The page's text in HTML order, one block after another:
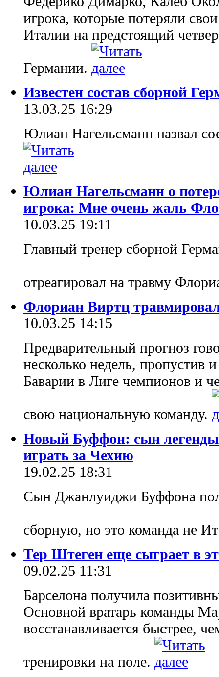
игрока, которые потеряли
Италии на предстоящий
Германии.
Известен состав сборной
13.03.25 16:29
Юлиан Нагельсманн назвал
Юлиан Нагельсманн о
игрока: Мне очень жаль Фло
10.03.25 19:11
Главный тренер сборной
отреагировал на травму
Флориан Виртц
10.03.25 14:15
Предварительный прогноз
несколько недель, пропустив
Баварии в Лиге чемпионов и
свою национальную команду.
Новый Буффон: сын легенды
играть за Чехию
19.02.25 18:31
Сын Джанлуиджи Буффона
сборную, но это команда не
Тер Штеген еще сыграет в
09.02.25 11:31
Барселона получила
Основной вратарь команды
восстанавливается быстрее,
тренировки на поле.